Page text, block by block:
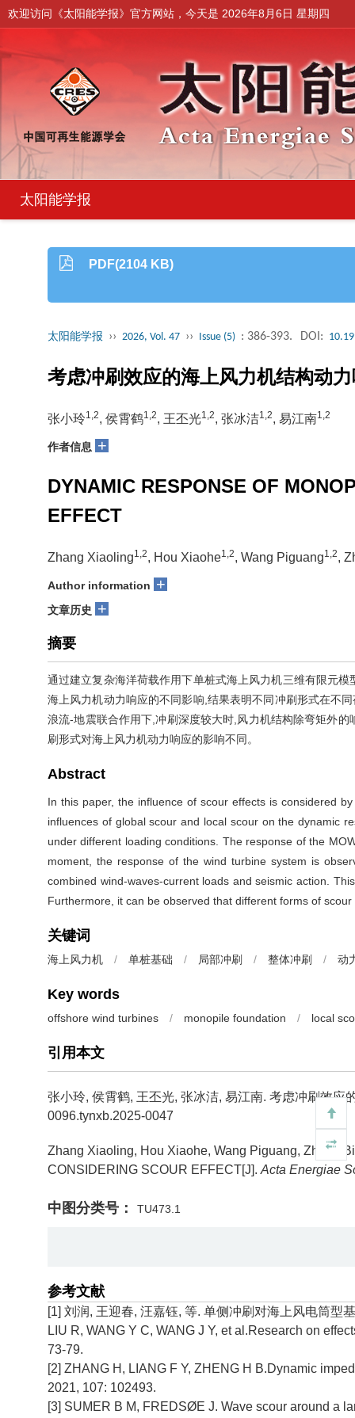
欢迎访问《太阳能学报》官方网站，今天是 2026年8月6日 星期四
太阳能学报
PDF(2104 KB)
太阳能学报 ›› 2026, Vol. 47 ›› Issue (5) : 386-393. DOI:
考虑冲刷效应的海上风力机结构动
张小玲1,2, 侯霄鹤1,2, 王丕光1,2, 张冰洁1,2, 易江南1,2
作者信息 +
DYNAMIC RESPONSE OF
EFFECT
Zhang Xiaoling1,2, Hou Xiaohe1,2, Wang Piguang1,2,
Author information +
文章历史 +
摘要
通过建立复杂海洋荷载作用下单桩式海上风力机三维有限元
海上风力机动力响应的不同影响,结果表明不同冲刷形式在不
浪流-地震联合作用下,冲刷深度较大时,风力机结构除弯矩外
刷形式对海上风力机动力响应的影响不同。
Abstract
In this paper, the influence of scour effects is considered
influences of global scour and local scour on the dynamic
under different loading conditions. The response of the
moment, the response of the wind turbine system is
combined wind-waves-current loads and seismic action.
Furthermore, it can be observed that different forms of
关键词
海上风力机 / 单桩基础 / 局部冲刷 / 整体冲刷 / 动
Key words
offshore wind turbines / monopile foundation / local
引用本文
张小玲, 侯霄鹤, 王丕光, 张冰洁, 易江南. 考虑冲刷效应
0096.tynxb.2025-0047
Zhang Xiaoling, Hou Xiaohe, Wang Piguang, Zhang
CONSIDERING SCOUR EFFECT[J]. Acta Energiae
中图分类号： TU473.1
参考文献
[1] 刘润, 王迎春, 汪嘉钰, 等. 单侧冲刷对海上风电筒型
LIU R, WANG Y C, WANG J Y, et al.Research on
73-79.
[2] ZHANG H, LIANG F Y, ZHENG H B.Dynamic
2021, 107: 102493.
[3] SUMER B M, FREDSØE J. Wave scour around a